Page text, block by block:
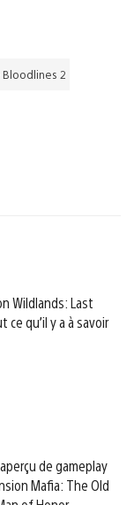
2
Wildlands: Last
ce qu’il y a à savoir
de gameplay
Mafia: The Old